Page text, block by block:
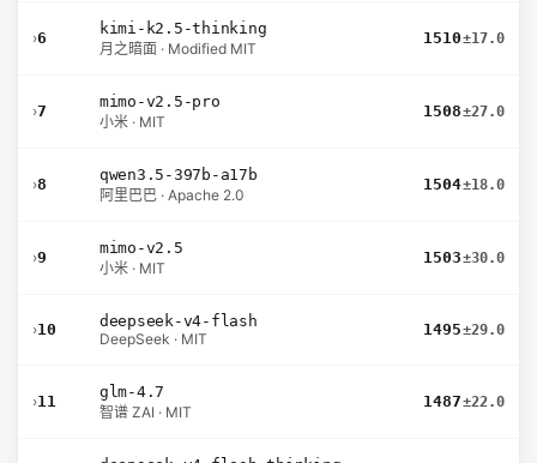
›6
kimi-k2.5-thinking
月之暗面 · Modified MIT
1510±17.0
›7
mimo-v2.5-pro
小米 · MIT
1508±27.0
›8
qwen3.5-397b-a17b
阿里巴巴 · Apache 2.0
1504±18.0
›9
mimo-v2.5
小米 · MIT
1503±30.0
›10
deepseek-v4-flash
DeepSeek · MIT
1495±29.0
›11
glm-4.7
智谱 ZAI · MIT
1487±22.0